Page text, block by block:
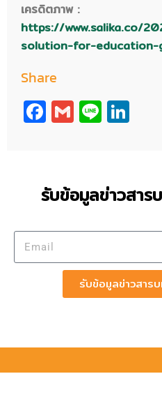
เครดิตภาพ :
https://www.salika.co/
solution-for-
Share
Facebook
Gmail
Line
รับข้อมูลข่าวสาร
รับข้อมูลข่าวสาร